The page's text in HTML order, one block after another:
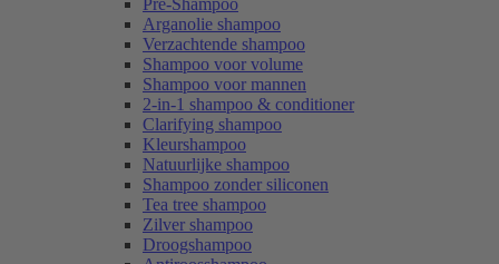
Pre-Shampoo
Arganolie shampoo
Verzachtende shampoo
Shampoo voor volume
Shampoo voor mannen
2-in-1 shampoo & conditioner
Clarifying shampoo
Kleurshampoo
Natuurlijke shampoo
Shampoo zonder siliconen
Tea tree shampoo
Zilver shampoo
Droogshampoo